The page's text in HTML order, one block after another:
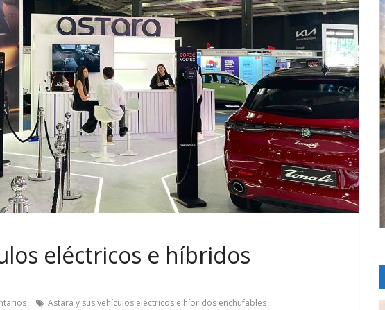
eléctricos e híbridos
Astara y sus vehículos eléctricos e híbridos enchufables